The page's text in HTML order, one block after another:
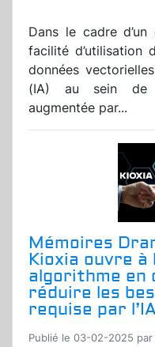
Dans le cadre
facilité d’utilisation
données
(IA) au sein de
augmentée par...
Mémoires
Kioxia ouvre à
algorithme en
réduire les
requise par l’IA
Publié le 03-02-2025